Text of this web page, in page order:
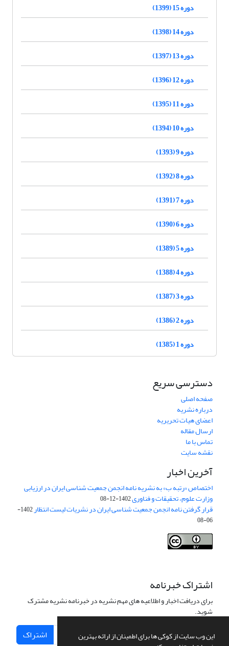
این وب سایت از کوکی ها برای اطمینان از ارائه بهترین
دوره 15 (1399)
دوره 14 (1398)
دوره 13 (1397)
دوره 12 (1396)
دوره 11 (1395)
دوره 10 (1394)
دوره 9 (1393)
دوره 8 (1392)
دوره 7 (1391)
دوره 6 (1390)
دوره 5 (1389)
دوره 4 (1388)
دوره 3 (1387)
دوره 2 (1386)
دوره 1 (1385)
دسترسی سریع
صفحه اصلی
درباره نشریه
اعضای هیات تحریریه
ارسال مقاله
تماس با ما
نقشه سایت
آخرین اخبار
اختصاص «رتبه ب» به نشریه نامه انجمن جمعیت شناسی ایران در ارزیابی
وزارت علوم، تحقیقات و فناوری1402-12-08
قرار گرفتن نامه انجمن جمعیت شناسی ایران در نشریات لیست انتظار
1402-
06-08
اشتراک خبرنامه
برای دریافت اخبار و اطلاعیه های مهم نشریه در خبرنامه نشریه مشترک
شوید.
اشتراک